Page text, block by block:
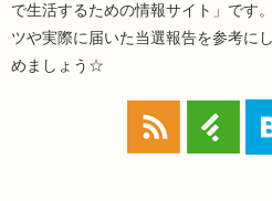
で生活するための情報サイト」です
ツや実際に届いた当選報告を参考に
めましょう☆